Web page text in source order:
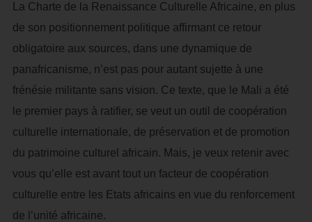
La Charte de la Renaissance Culturelle Africaine, en plus
de son positionnement politique affirmant ce retour
obligatoire aux sources, dans une dynamique de
panafricanisme, n’est pas pour autant sujette à une
frénésie militante sans vision. Ce texte, que le Mali a été
le premier pays à ratifier, se veut un outil de coopération
culturelle internationale, de préservation et de promotion
du patrimoine culturel africain. Mais, je veux retenir avec
vous qu’elle est avant tout un facteur de coopération
culturelle entre les Etats africains en vue du renforcement
de l’unité africaine.